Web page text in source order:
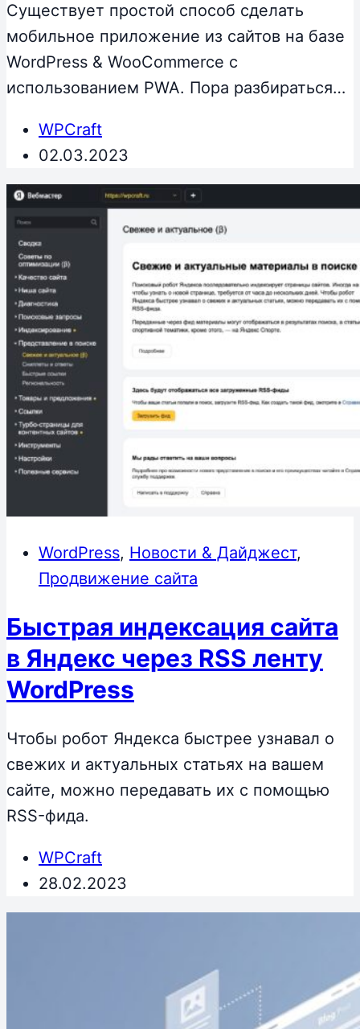
Существует простой способ сделать
мобильное приложение из сайтов на базе
WordPress & WooCommerce с
использованием PWA. Пора разбираться…
WPCraft
02.03.2023
WordPress, Новости & Дайджест,
Продвижение сайта
Быстрая индексация сайта
в Яндекс через RSS ленту
WordPress
Чтобы робот Яндекса быстрее узнавал о
свежих и актуальных статьях на вашем
сайте, можно передавать их с помощью
RSS-фида.
WPCraft
28.02.2023